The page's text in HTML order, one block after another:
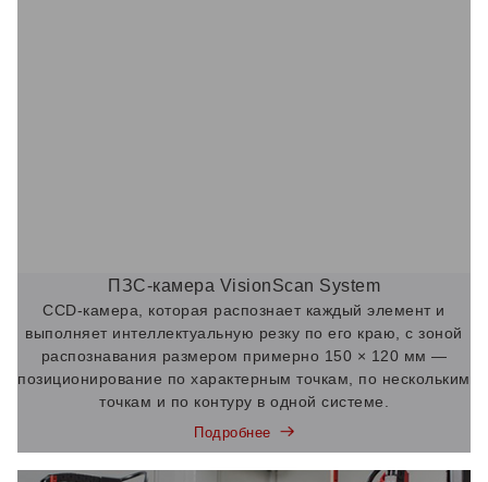
ПЗС-камера VisionScan System
CCD-камера, которая распознает каждый элемент и
выполняет интеллектуальную резку по его краю, с зоной
распознавания размером примерно 150 × 120 мм —
позиционирование по характерным точкам, по нескольким
точкам и по контуру в одной системе.
Подробнее